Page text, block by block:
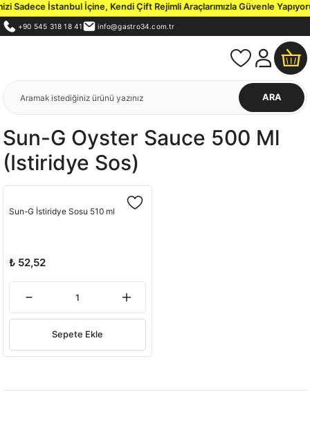
Sadece İstanbul İçine, Kendi Çift Rejimli Araçlarımızla Güvenle
+90 545 318 18 41 info@gastro34.com.tr
ARA
Sun-G Oyster Sauce 500 Ml
(istiridye Sos)
Sun-G İstiridye Sosu 510 ml
₺ 52,52
Sepete Ekle